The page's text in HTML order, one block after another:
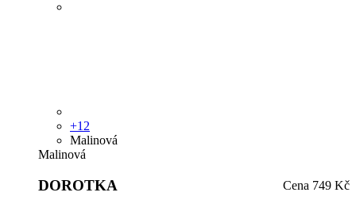
+12
Malinová
Malinová
DOROTKA Cena 749 Kč